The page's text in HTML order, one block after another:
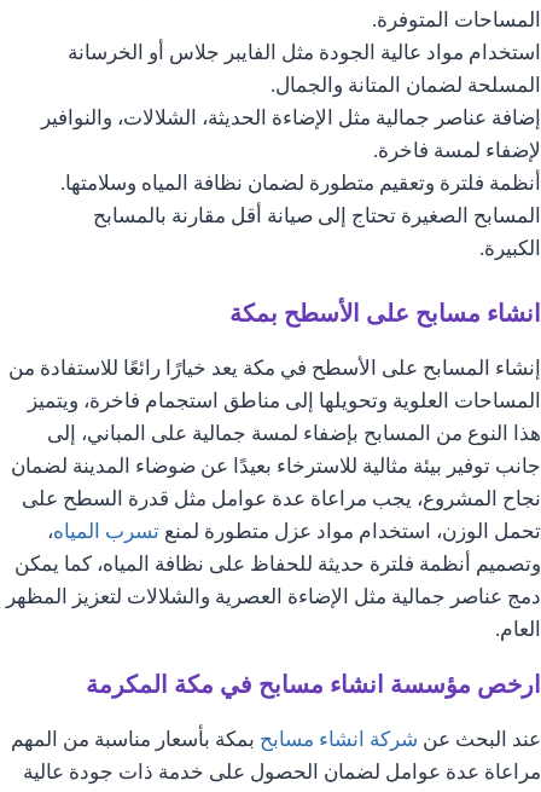
المساحات المتوفرة.
استخدام مواد عالية الجودة مثل الفايبر جلاس أو الخرسانة
المسلحة لضمان المتانة والجمال.
إضافة عناصر جمالية مثل الإضاءة الحديثة، الشلالات، والنوافير
لإضفاء لمسة فاخرة.
أنظمة فلترة وتعقيم متطورة لضمان نظافة المياه وسلامتها.
المسابح الصغيرة تحتاج إلى صيانة أقل مقارنة بالمسابح
الكبيرة.
انشاء مسابح على الأسطح بمكة
إنشاء المسابح على الأسطح في مكة يعد خيارًا رائعًا للاستفادة من
المساحات العلوية وتحويلها إلى مناطق استجمام فاخرة، ويتميز
هذا النوع من المسابح بإضفاء لمسة جمالية على المباني، إلى
جانب توفير بيئة مثالية للاسترخاء بعيدًا عن ضوضاء المدينة لضمان
نجاح المشروع، يجب مراعاة عدة عوامل مثل قدرة السطح على
تحمل الوزن، استخدام مواد عزل متطورة لمنع تسرب المياه،
وتصميم أنظمة فلترة حديثة للحفاظ على نظافة المياه، كما يمكن
دمج عناصر جمالية مثل الإضاءة العصرية والشلالات لتعزيز المظهر
العام.
ارخص مؤسسة انشاء مسابح في مكة المكرمة
عند البحث عن شركة انشاء مسابح بمكة بأسعار مناسبة من المهم
مراعاة عدة عوامل لضمان الحصول على خدمة ذات جودة عالية